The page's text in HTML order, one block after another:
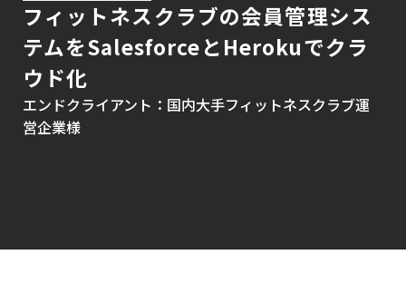
フィットネスクラブの会員管理シス
テムをSalesforceとHerokuでクラ
ウド化
エンドクライアント：国内大手フィットネスクラブ運
営企業様